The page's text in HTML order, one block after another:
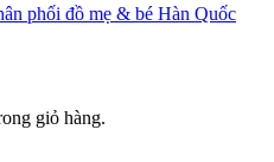
giỏ hàng.